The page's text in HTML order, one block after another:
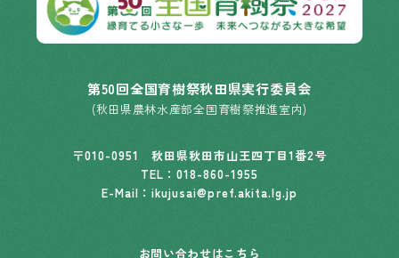
第50回全国育樹祭秋田県実行委員会
(秋田県農林水産部全国育樹祭推進室内)
〒010-0951 秋田県秋田市山王四丁目1番2号
TEL： 018-860-1955
E-Mail：ikujusai@pref.akita.lg.jp
お問い合わせはこちら